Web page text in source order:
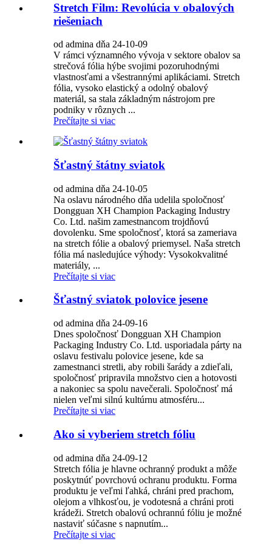
Stretch Film: Revolúcia v obalových
riešeniach
od admina dňa 24-10-09
V rámci významného vývoja v sektore obalov sa
strečová fólia hýbe svojimi pozoruhodnými
vlastnosťami a všestrannými aplikáciami. Stretch
fólia, vysoko elastický a odolný obalový
materiál, sa stala základným nástrojom pre
podniky v rôznych ...
Prečítajte si viac
Šťastný štátny sviatok
od admina dňa 24-10-05
Na oslavu národného dňa udelila spoločnosť
Dongguan XH Champion Packaging Industry
Co. Ltd. našim zamestnancom trojdňovú
dovolenku. Sme spoločnosť, ktorá sa zameriava
na stretch fólie a obalový priemysel. Naša stretch
fólia má nasledujúce výhody: Vysokokvalitné
materiály, ...
Prečítajte si viac
Šťastný sviatok polovice jesene
od admina dňa 24-09-16
Dnes spoločnosť Dongguan XH Champion
Packaging Industry Co. Ltd. usporiadala párty na
oslavu festivalu polovice jesene, kde sa
zamestnanci stretli, aby robili šarády a zdieľali,
spoločnosť pripravila množstvo cien a hotovosti
a nakoniec sa spolu navečerali. Spoločnosť má
nielen veľmi silnú kultúrnu atmosféru...
Prečítajte si viac
Ako si vyberiem stretch fóliu
od admina dňa 24-09-12
Stretch fólia je hlavne ochranný produkt a môže
poskytnúť povrchovú ochranu produktu. Forma
produktu je veľmi ľahká, chráni pred prachom,
olejom a vlhkosťou, je vodotesná a chráni proti
krádeži. Stretch obalovú ochrannú fóliu je možné
nastaviť súčasne s napnutím...
Prečítajte si viac